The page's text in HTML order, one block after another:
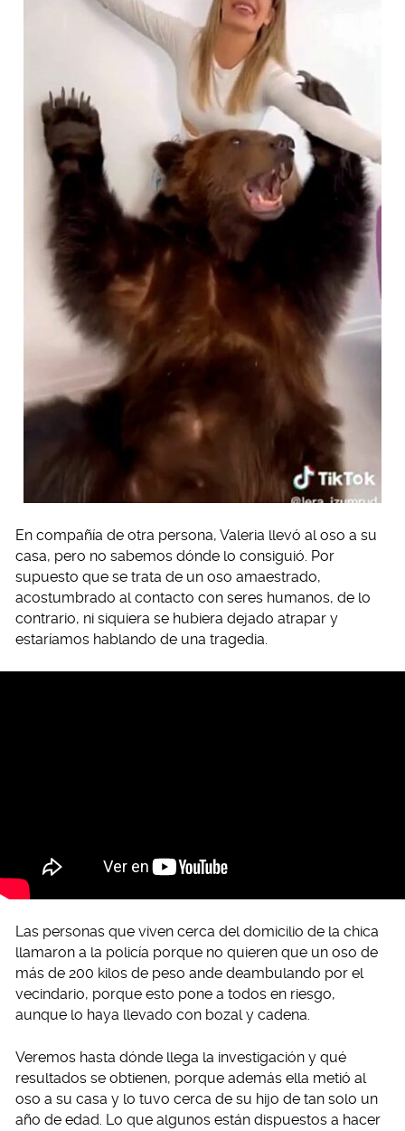
En compañía de otra persona, Valeria llevó al oso a su
casa, pero no sabemos dónde lo consiguió. Por
supuesto que se trata de un oso amaestrado,
acostumbrado al contacto con seres humanos, de lo
contrario, ni siquiera se hubiera dejado atrapar y
estaríamos hablando de una tragedia.
Las personas que viven cerca del domicilio de la chica
llamaron a la policía porque no quieren que un oso de
más de 200 kilos de peso ande deambulando por el
vecindario, porque esto pone a todos en riesgo,
aunque lo haya llevado con bozal y cadena.
Veremos hasta dónde llega la investigación y qué
resultados se obtienen, porque además ella metió al
oso a su casa y lo tuvo cerca de su hijo de tan solo un
año de edad. Lo que algunos están dispuestos a hacer